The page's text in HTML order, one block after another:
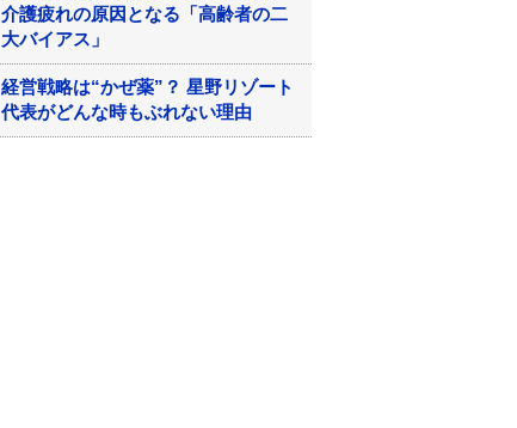
介護疲れの原因となる「高齢者の二
大バイアス」
経営戦略は“かぜ薬”？ 星野リゾート
代表がどんな時もぶれない理由